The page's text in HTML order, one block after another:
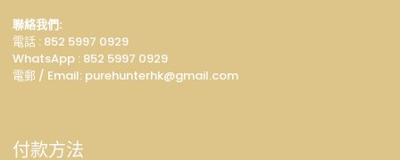
聯絡我們:
電話 : 852 5997 0929
WhatsApp : 852 5997 0929
電郵 / Email: purehunterhk@gmail.com
付款方法